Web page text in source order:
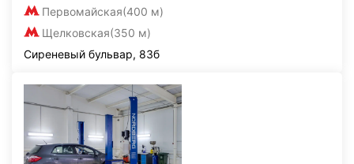
Первомайская(400 м)
Щелковская(350 м)
Сиреневый бульвар, 83б